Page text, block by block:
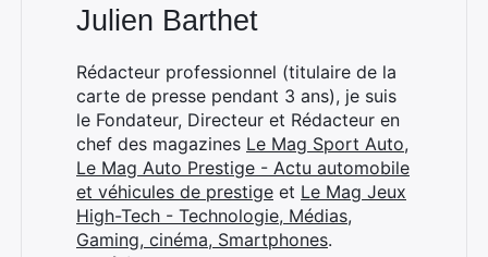
Julien Barthet
Rédacteur professionnel (titulaire de la
carte de presse pendant 3 ans), je suis
le Fondateur, Directeur et Rédacteur en
chef des magazines Le Mag Sport Auto,
Le Mag Auto Prestige - Actu automobile
et véhicules de prestige et Le Mag Jeux
High-Tech - Technologie, Médias,
Gaming, cinéma, Smartphones.